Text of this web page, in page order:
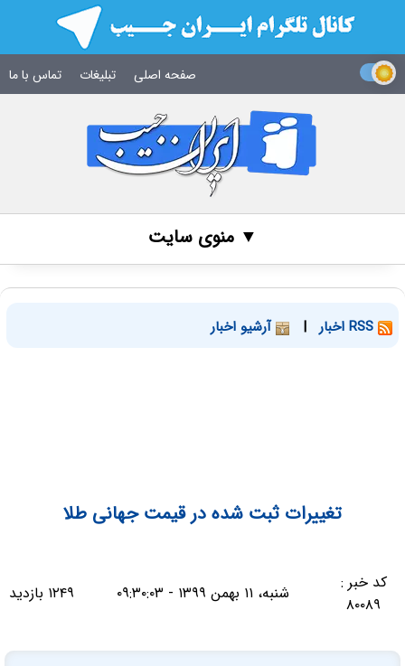
صفحه اصلی تبلیغات تماس با ما
▼ منوی سایت
| آرشیو اخبار
تغییرات ثبت شده در قیمت جهانی طلا
کد خبر :
۸۰۰۸۹
شنبه، ۱۱ بهمن ۱۳۹۹ - ۰۹:۳۰:۰۳ ۱۲۴۹ بازدید